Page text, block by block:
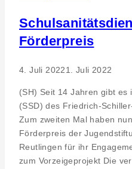
zu
Resilienz
und
mit
Trainerin
Waltraud
Koller
Förderpreis
4. Juli 20221. Juli 2022
(SH) Seit 14 Jahren gibt es
(SSD) des Friedrich-
Zum zweiten Mal haben
Förderpreis der
Reutlingen für ihr
zum Vorzeigeprojekt Die